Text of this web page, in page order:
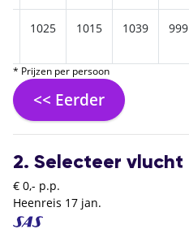
1025 1015 1039 999
* Prijzen per persoon
<< Eerder
2. Selecteer vlucht
€ 0,- p.p.
Heenreis 17 jan.